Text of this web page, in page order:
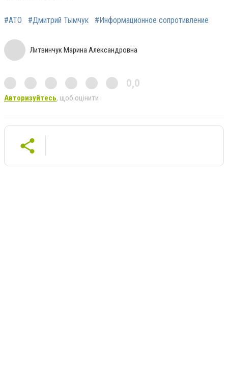
#АТО #Дмитрий Тымчук #Информационное сопротивление
Литвинчук Марина Александровна
0,0
Авторизуйтесь, щоб оцінити